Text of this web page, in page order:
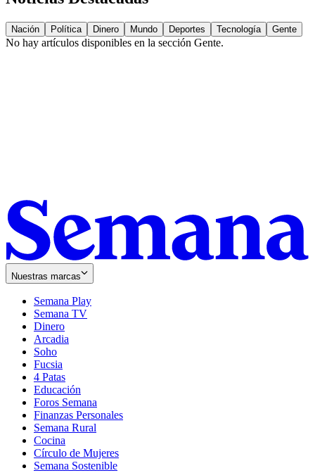
Nación Política Dinero Mundo Deportes Tecnología Gente
No hay artículos disponibles en la sección Gente.
Nuestras marcas
Semana Play
Semana TV
Dinero
Arcadia
Soho
in
new
window
Fucsia
in
new
window
4 Patas
Educación
Foros Semana
Finanzas Personales
Semana Rural
Cocina
Círculo de Mujeres
Semana Sostenible